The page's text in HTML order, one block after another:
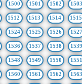
1500 1501 1502 1503
1512 1513 1514 1515
1524 1525 1526 1527
1536 1537 1538 1539
1548 1549 1550 1551
1560 1561 1562 1563